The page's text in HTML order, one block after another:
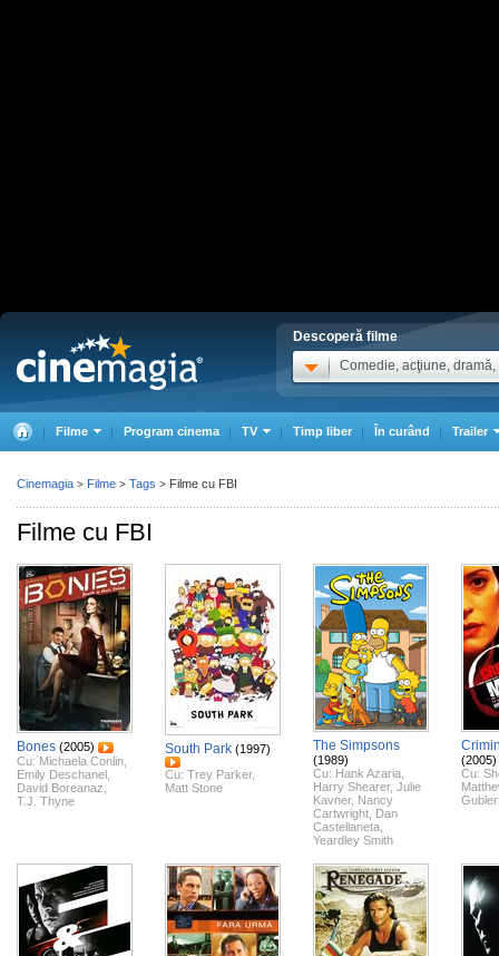
Descoperă filme
Comedie, acţiune, dramă,
Filme Program cinema TV Timp liber În curând Trailer
Filme cu FBI
Bones (2005)
Cu: Michaela Conlin
Emily Deschanel
David Boreanaz
T.J. Thyne
South Park (1997)
Cu: Trey Parker,
Matt Stone
The Simpsons
(1989)
Cu: Hank Azaria
Harry Shearer, Julie
Kavner, Nancy
Cartwright Dan
Castellaneta
Yeardley Smith
(2005)
Cu:
Gubler
Cinemagia > Filme > Tags > Filme cu FBI